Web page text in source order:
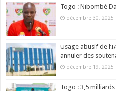
Togo : Nibombé
décembre 30, 2025
Usage abusif de
annuler des
décembre 19, 2025
Togo : 3,5